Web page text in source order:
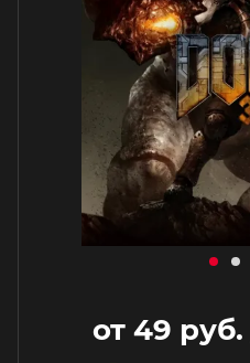
от 49 руб.